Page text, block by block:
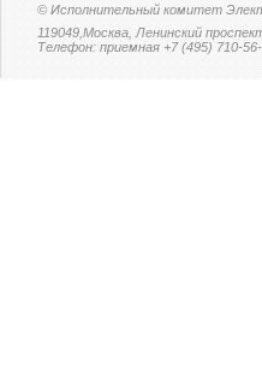
© Исполнительный комитет
119049,Москва, Ленинский
Телефон: приемная +7 (495) 710-